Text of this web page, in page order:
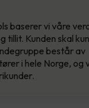
baserer vi våre
tillit. Kunden skal
består av
i hele Norge, og